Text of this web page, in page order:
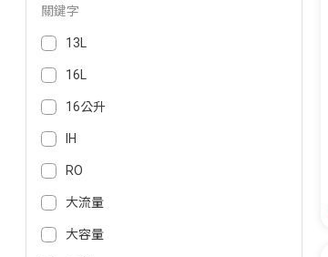
關鍵字
13L
16L
16公升
IH
RO
大流量
大容量